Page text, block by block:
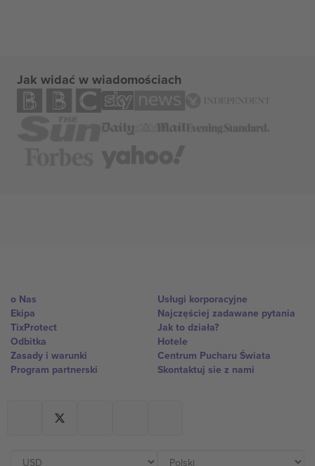
Jak widać w wiadomościach
o Nas
Ekipa
TixProtect
Odbitka
Zasady i warunki
Program partnerski
Usługi korporacyjne
Najczęściej zadawane pytania
Jak to działa?
Hotele
Centrum Pucharu Świata
Skontaktuj sie z nami